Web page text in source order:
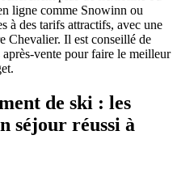
ligne comme Snowinn ou
à des tarifs attractifs, avec une
Chevalier. Il est conseillé de
vente pour faire le meilleur
de ski : les
séjour réussi à